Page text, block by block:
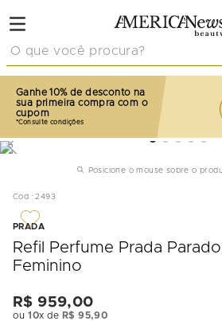
Ganhe 10% de desconto na
sua primeira compra com o
cupom
Posicione o mouse sobre o
Cod. :2493
PRADA
Refil Perfume Prada
Feminino
R$ 959,00
ou10x de R$ 95,90